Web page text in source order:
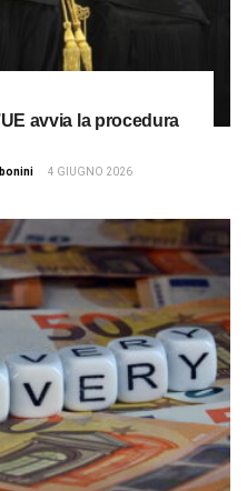
avvia la procedura
4 GIUGNO 2026